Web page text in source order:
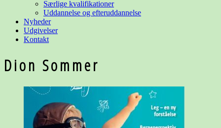
Særlige kvalifikationer
Uddannelse og efteruddannelse
Nyheder
Udgivelser
Kontakt
Dion Sommer